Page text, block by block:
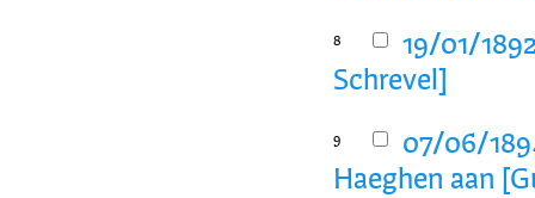
8
19/01/
Schrevel]
9
07/06/
Haeghen aan